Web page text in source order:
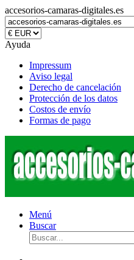
accesorios-camaras-digitales.es
Ayuda
Impressum
Aviso legal
Derecho de cancelación
Protección de los datos
Costos de envío
Formas de pago
Menú
Buscar